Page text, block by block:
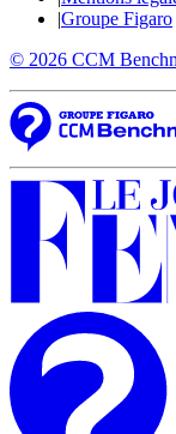
|Groupe Figaro
© 2026 CCM